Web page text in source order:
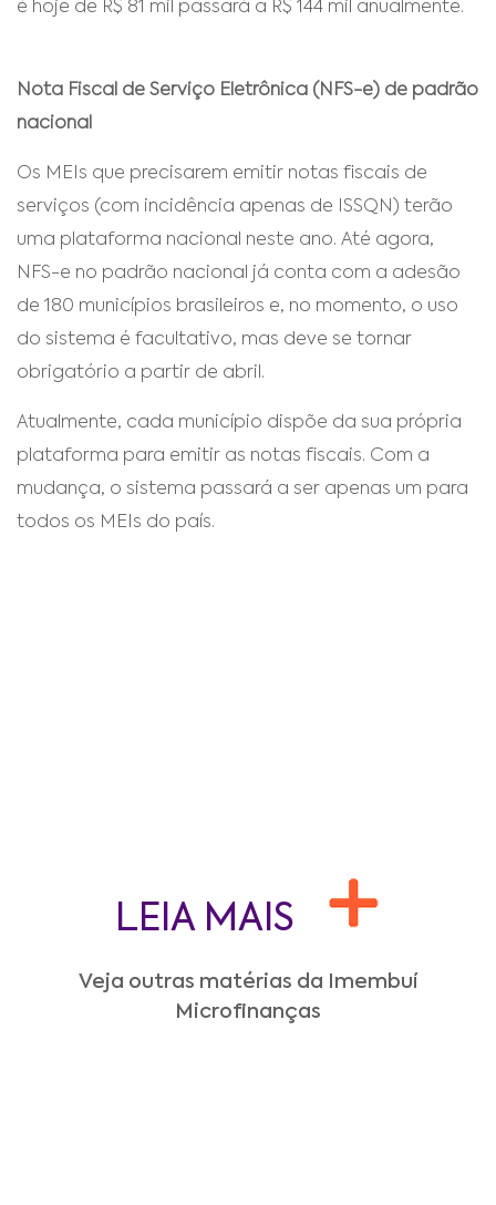
é hoje de R$ 81 mil passará a R$ 144 mil anualmente.
Nota Fiscal de Serviço Eletrônica (NFS-e) de padrão
nacional
Os MEIs que precisarem emitir notas fiscais de
serviços (com incidência apenas de ISSQN) terão
uma plataforma nacional neste ano. Até agora,
NFS-e no padrão nacional já conta com a adesão
de 180 municípios brasileiros e, no momento, o uso
do sistema é facultativo, mas deve se tornar
obrigatório a partir de abril.
Atualmente, cada município dispõe da sua própria
plataforma para emitir as notas fiscais. Com a
mudança, o sistema passará a ser apenas um para
todos os MEIs do país.
LEIA MAIS
Veja outras matérias da Imembuí
Microfinanças